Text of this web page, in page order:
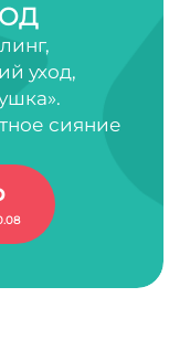
уход,
сияние